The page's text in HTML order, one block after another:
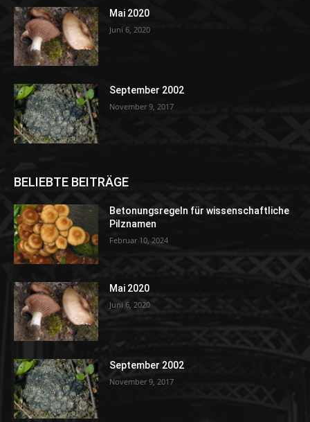
Mai 2020
Juni 6, 2020
September 2002
November 9, 2017
BELIEBTE BEITRÄGE
Betonungsregeln für wissenschaftliche
Pilznamen
Februar 10, 2024
Mai 2020
Juni 6, 2020
September 2002
November 9, 2017